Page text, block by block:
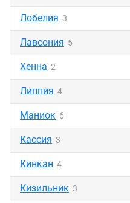
Лобелия 3
Лавсония 5
Хенна 2
Липпия 4
Маниок 6
Кассия 3
Кинкан 4
Кизильник 3